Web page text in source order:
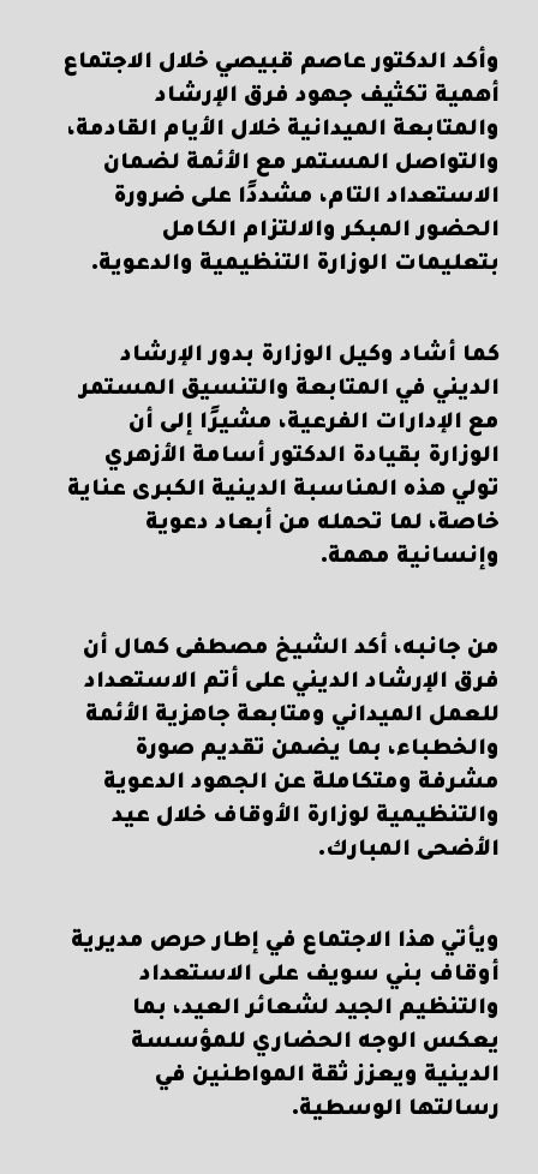
وأكد الدكتور عاصم قبيصي خلال الاجتماع
أهمية تكثيف جهود فرق الإرشاد
والمتابعة الميدانية خلال الأيام القادمة،
والتواصل المستمر مع الأئمة لضمان
الاستعداد التام، مشددًا على ضرورة
الحضور المبكر والالتزام الكامل
بتعليمات الوزارة التنظيمية والدعوية.
كما أشاد وكيل الوزارة بدور الإرشاد
الديني في المتابعة والتنسيق المستمر
مع الإدارات الفرعية، مشيرًا إلى أن
الوزارة بقيادة الدكتور أسامة الأزهري
تولي هذه المناسبة الدينية الكبرى عناية
خاصة، لما تحمله من أبعاد دعوية
وإنسانية مهمة.
من جانبه، أكد الشيخ مصطفى كمال أن
فرق الإرشاد الديني على أتم الاستعداد
للعمل الميداني ومتابعة جاهزية الأئمة
والخطباء، بما يضمن تقديم صورة
مشرفة ومتكاملة عن الجهود الدعوية
والتنظيمية لوزارة الأوقاف خلال عيد
الأضحى المبارك.
ويأتي هذا الاجتماع في إطار حرص مديرية
أوقاف بني سويف على الاستعداد
والتنظيم الجيد لشعائر العيد، بما
يعكس الوجه الحضاري للمؤسسة
الدينية ويعزز ثقة المواطنين في
رسالتها الوسطية.